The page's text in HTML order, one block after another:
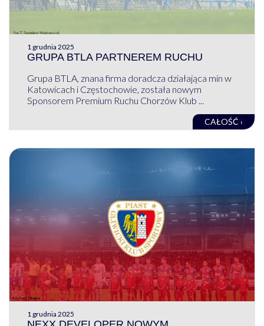
1 grudnia 2025
GRUPA BTLA PARTNEREM RUCHU
Grupa BTLA, znana firma doradcza działająca min w
Katowicach i Częstochowie, została nowym
Sponsorem Premium Ruchu Chorzów Klub ...
CAŁOŚĆ ›
1 grudnia 2025